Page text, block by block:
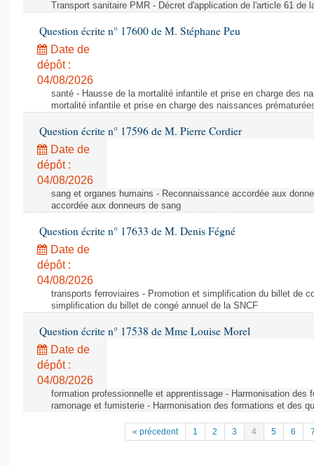
Transport sanitaire PMR - Décret d'application de l'article 61 de
Question écrite n° 17600 de M. Stéphane Peu
Date de
dépôt :
04/08/2026
santé - Hausse de la mortalité infantile et prise en charge des
mortalité infantile et prise en charge des naissances
Question écrite n° 17596 de M. Pierre Cordier
Date de
dépôt :
04/08/2026
sang et organes humains - Reconnaissance accordée aux
accordée aux donneurs de sang
Question écrite n° 17633 de M. Denis Fégné
Date de
dépôt :
04/08/2026
transports ferroviaires - Promotion et simplification du billet de
simplification du billet de congé annuel de la SNCF
Question écrite n° 17538 de Mme Louise Morel
Date de
dépôt :
04/08/2026
formation professionnelle et apprentissage - Harmonisation des
ramonage et fumisterie - Harmonisation des formations et des
« précedent 1 2 3 4 5 6